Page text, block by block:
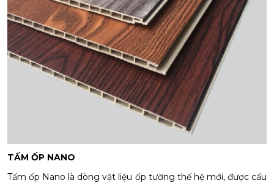
TẤM ỐP NANO
Tấm ốp Nano là dòng vật liệu ốp tường thế hệ mới, được cấu